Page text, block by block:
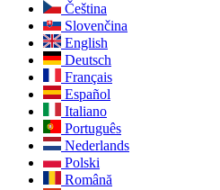
Čeština
Slovenčina
English
Deutsch
Français
Español
Italiano
Português
Nederlands
Polski
Română